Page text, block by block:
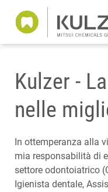
Kulzer -
nelle
In ottemperanza alla
mia responsabilità di
settore odontoiatrico
Igienista dentale,